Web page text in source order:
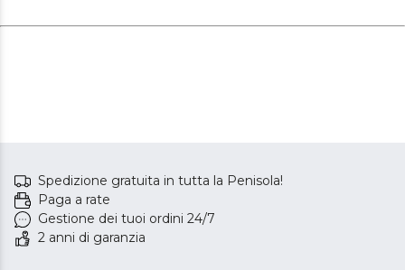
Spedizione gratuita in tutta la Penisola!
Paga a rate
Gestione dei tuoi ordini 24/7
2 anni di garanzia